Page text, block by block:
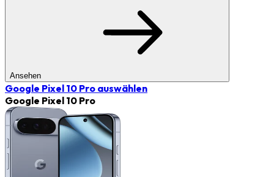
Ansehen
Google Pixel 10 Pro auswählen
Google Pixel 10 Pro